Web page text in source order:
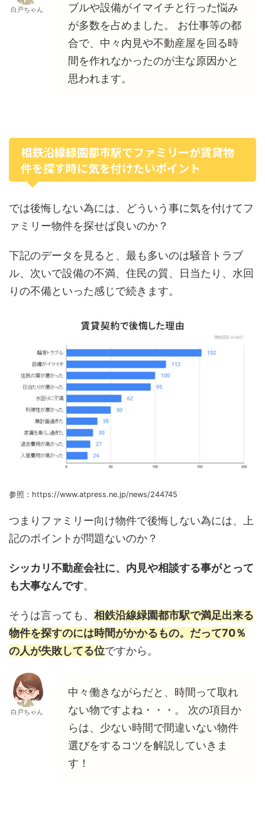
白戸ちゃん
ブルや設備がイマイチと行った悩み
が多数を占めました。 お仕事等の都
合で、中々内見や不動産屋を回る時
間を作れなかったのが主な原因かと
思われます。
相鉄沿線緑園都市駅でファミリーが賃貸物
件を探す時に気を付けたいポイント
では後悔しない為には、どういう事に気を付けてフ
ァミリー物件を探せば良いのか？
下記のデータを見ると、最も多いのは騒音トラブ
ル、次いで設備の不満、住民の質、日当たり、水回
りの不備といった感じで続きます。
参照：https://www.atpress.ne.jp/news/244745
つまりファミリー向け物件で後悔しない為には、上
記のポイントが問題ないのか？
シッカリ不動産会社に、内見や相談する事がとって
も大事なんです。
そうは言っても、 相鉄沿線緑園都市駅で満足出来る
物件を探すのには時間がかかるもの。だって70％
の人が失敗してる位ですから。
白戸ちゃん
中々働きながらだと、時間って取れ
ない物ですよね・・・。 次の項目か
らは、少ない時間で間違いない物件
選びをするコツを解説していきま
す！